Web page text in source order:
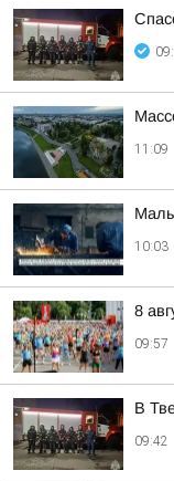
11:09
10:03
8
09:57
В
09:42